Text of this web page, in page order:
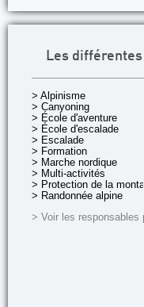
Les
> Alpinisme
> Canyoning
> École d'aventure
> École d'escalade
> Escalade
> Formation
> Marche nordique
> Multi-activités
> Protection de la
> Randonnée alpine
> Voir les responsables